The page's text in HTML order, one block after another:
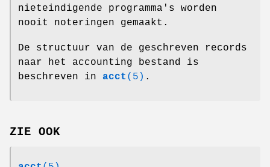
nieteindigende programma's worden
nooit noteringen gemaakt.
De structuur van de geschreven records
naar het accounting bestand is
beschreven in acct (5) .
ZIE OOK